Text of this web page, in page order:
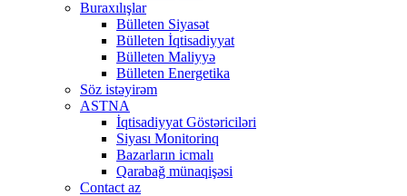
Buraxılışlar
Bülleten Siyasət
Bülleten İqtisadiyyat
Bülleten Maliyyə
Bülleten Energetika
Söz istəyirəm
ASTNA
İqtisadiyyat Göstəriciləri
Siyası Monitorinq
Bazarların icmalı
Qarabağ münaqişəsi
Contact az